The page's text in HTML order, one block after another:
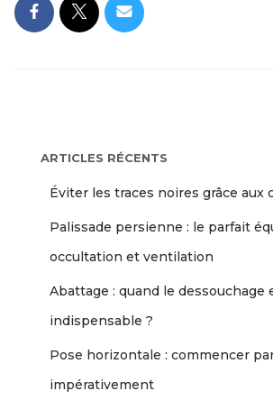
ARTICLES RÉCENTS
Éviter les traces noires grâce aux
Palissade persienne : le parfait
occultation et ventilation
Abattage : quand le dessouchage
indispensable ?
Pose horizontale : commencer
impérativement